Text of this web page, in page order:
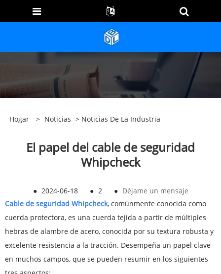
Hogar > Noticias > Noticias De La Industria
El papel del cable de seguridad
Whipcheck
● 2024-06-18 ● 2 ● Déjame un mensaje
Cable de seguridad Whipcheck, comúnmente conocida como
cuerda protectora, es una cuerda tejida a partir de múltiples
hebras de alambre de acero, conocida por su textura robusta y
excelente resistencia a la tracción. Desempeña un papel clave
en muchos campos, que se pueden resumir en los siguientes